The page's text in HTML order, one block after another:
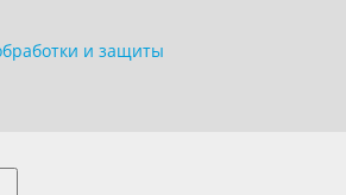
и защиты
в форме